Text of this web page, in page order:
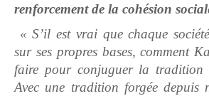
renforcement de la cohésion
« S’il est vrai que chaque
sur ses propres bases, comment
faire pour conjuguer la
Avec une tradition forgée depuis